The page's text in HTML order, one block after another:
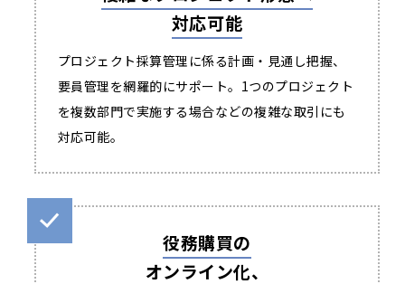
対応可能
プロジェクト採算管理に係る計画・見通し把握、
要員管理を網羅的にサポート。1つのプロジェクト
を複数部門で実施する場合などの複雑な取引にも
対応可能。
役務購買の
オンライン化、